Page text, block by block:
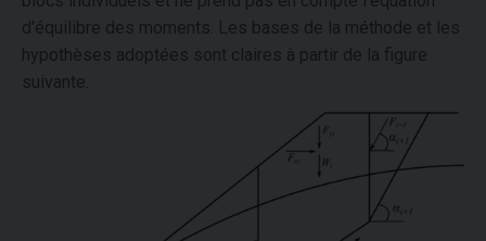
d'équilibre des moments. Les bases de la méthode et les
hypothèses adoptées sont claires à partir de la figure
suivante.